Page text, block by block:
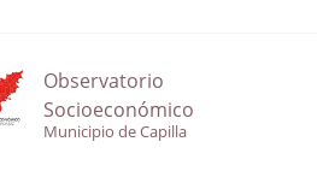
Observatorio
Socioeconómico
Municipio de Capilla